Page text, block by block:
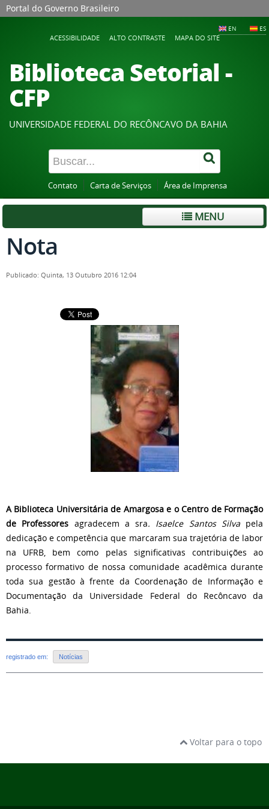
Portal do Governo Brasileiro
EN ES
ACESSIBILIDADE ALTO CONTRASTE MAPA DO SITE
Biblioteca Setorial -
CFP
UNIVERSIDADE FEDERAL DO RECÔNCAVO DA BAHIA
Contato Carta de Serviços Área de Imprensa
MENU
Nota
Publicado: Quinta, 13 Outubro 2016 12:04
A Biblioteca Universitária de Amargosa e o Centro de Formação
de Professores agradecem a sra. Isaelce Santos Silvapela
dedicação e competência que marcaram sua trajetória de labor
na UFRB, bem como pelas significativas contribuições ao
processo formativo de nossa comunidade acadêmica durante
toda sua gestão à frente da Coordenação de Informação e
Documentação da Universidade Federal do Recôncavo da
Bahia.
registrado em: Notícias
Voltar para o topo